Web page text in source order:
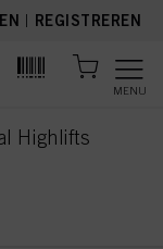
| REGISTREREN
MENU
Highlifts